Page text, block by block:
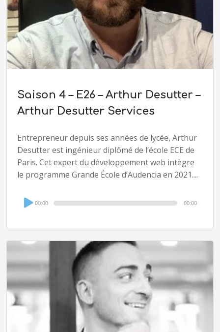
Saison 4 – E26 – Arthur Desutter –
Arthur Desutter Services
Entrepreneur depuis ses années de lycée, Arthur
Desutter est ingénieur diplômé de l’école ECE de
Paris. Cet expert du développement web intègre
le programme Grande École d’Audencia en 2021....
Audio
Player
00:00 00:00